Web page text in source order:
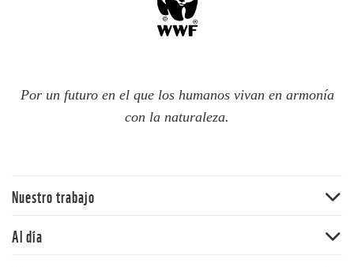
Por un futuro en el que los humanos vivan en armonía
con la naturaleza.
Nuestro trabajo
Al día